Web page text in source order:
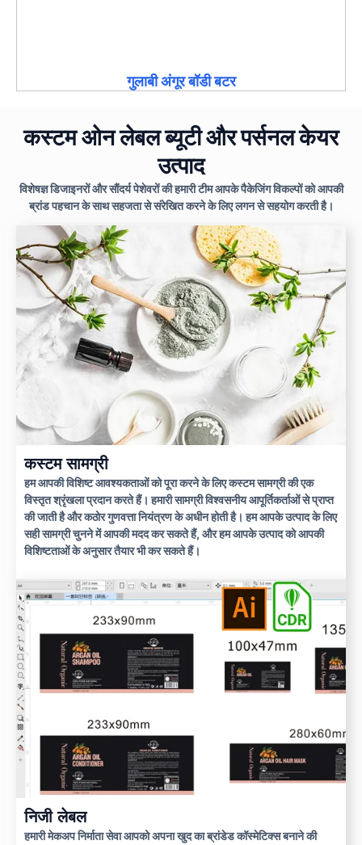
गुलाबी अंगूर बॉडी बटर
कस्टम ओन लेबल ब्यूटी और पर्सनल केयर
उत्पाद
विशेषज्ञ डिजाइनरों और सौंदर्य पेशेवरों की हमारी टीम आपके पैकेजिंग विकल्पों को आपकी
ब्रांड पहचान के साथ सहजता से संरेखित करने के लिए लगन से सहयोग करती है।
कस्टम सामग्री
हम आपकी विशिष्ट आवश्यकताओं को पूरा करने के लिए कस्टम सामग्री की एक
विस्तृत श्रृंखला प्रदान करते हैं। हमारी सामग्री विश्वसनीय आपूर्तिकर्ताओं से प्राप्त
की जाती है और कठोर गुणवत्ता नियंत्रण के अधीन होती है। हम आपके उत्पाद के लिए
सही सामग्री चुनने में आपकी मदद कर सकते हैं, और हम आपके उत्पाद को आपकी
विशिष्टताओं के अनुसार तैयार भी कर सकते हैं।
निजी लेबल
हमारी मेकअप निर्माता सेवा आपको अपना खुद का ब्रांडेड कॉस्मेटिक्स बनाने की